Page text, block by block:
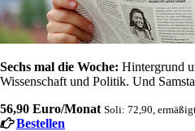
Sechs mal die Woche: Hintergrund
Wissenschaft und Politik. Und
56,90 Euro/Monat Soli: 72,90,
Bestellen